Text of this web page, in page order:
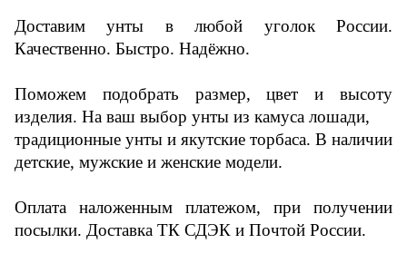
Доставим унты в любой уголок России.
Качественно. Быстро. Надёжно.
Поможем подобрать размер, цвет и высоту
изделия. На ваш выбор унты из камуса лошади,
традиционные унты и якутские торбаса. В наличии
детские, мужские и женские модели.
Оплата наложенным платежом, при получении
посылки. Доставка ТК СДЭК и Почтой России.